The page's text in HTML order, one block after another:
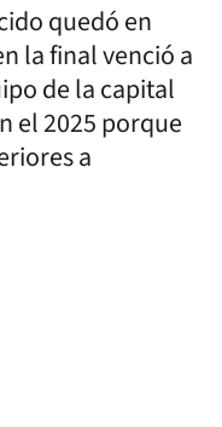
quedó en
la final venció a
de la capital
el 2025 porque
a